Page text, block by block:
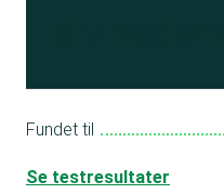
Fundet til
Se testresultater